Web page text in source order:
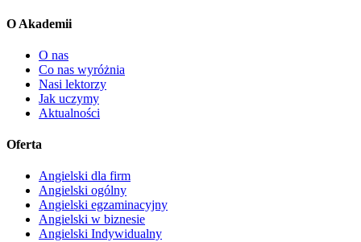
O Akademii
O nas
Co nas wyróżnia
Nasi lektorzy
Jak uczymy
Aktualności
Oferta
Angielski dla firm
Angielski ogólny
Angielski egzaminacyjny
Angielski w biznesie
Angielski Indywidualny